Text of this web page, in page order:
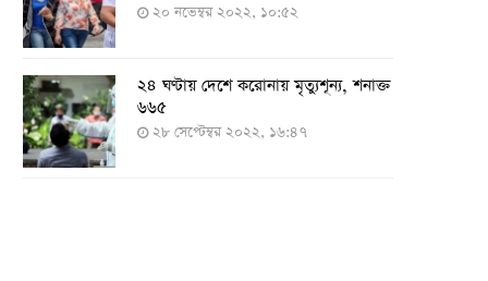
২০ নভেম্বর ২০২২, ১০:৫২
২৪ ঘণ্টায় দেশে করোনায় মৃত্যুশূন্য, শনাক্ত
৬৬৫
২৮ সেপ্টেম্বর ২০২২, ১৬:৪৭